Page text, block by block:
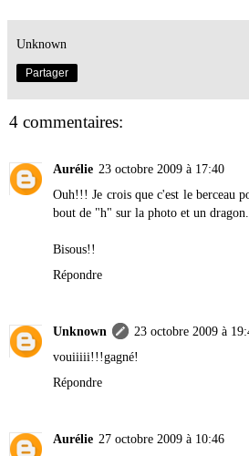
Unknown
Partager
4 commentaires:
Aurélie 23 octobre 2009 à 17:40
Ouh!!! Je crois que c'est le berceau
bout de "h" sur la photo et un
Bisous!!
Répondre
Unknown
23 octobre 2009 à
vouiiiii!!!gagné!
Répondre
Aurélie 27 octobre 2009 à 10:46